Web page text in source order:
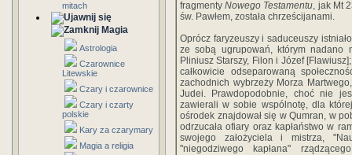
mitach
Magia
Astrologia
Czarownice
Litewskie
Czary i czarownice
Czary i czarty
polskie
Kary za czarymary
Magia a religia
fragmentyNowego Testamentu, jak Mt
św. Pawłem, została chrześcijanami.
Oprócz faryzeuszy i saduceuszy
ze sobą ugrupowań, którym nadano
Pliniusz Starszy, Filon i Józef
całkowicie odseparowaną
zachodnich wybrzeży Morza
Judei. Prawdopodobnie, choć nie
zawierali w sobie wspólnotę, dla
ośrodek znajdował się w Qumran, w
odrzucała ofiary oraz kapłaństwo w
swojego założyciela i mistrza,
"niegodziwego kapłana"